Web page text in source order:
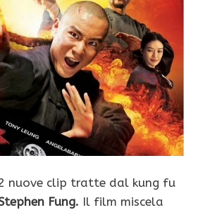
nuove clip tratte dal kung fu
Fung. Il film miscela